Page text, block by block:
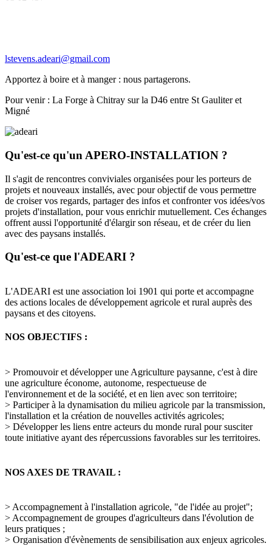
lstevens.adeari@gmail.com
Apportez à boire et à manger : nous partagerons.
Pour venir : La Forge à Chitray sur la D46 entre St Gauliter et
Migné
Qu'est-ce qu'un APERO-INSTALLATION ?
Il s'agit de rencontres conviviales organisées pour les porteurs de
projets et nouveaux installés, avec pour objectif de vous permettre
de croiser vos regards, partager des infos et confronter vos idées/vos
projets d'installation, pour vous enrichir mutuellement. Ces échanges
offrent aussi l'opportunité d'élargir son réseau, et de créer du lien
avec des paysans installés.
Qu'est-ce que l'ADEARI ?
L'ADEARI est une association loi 1901 qui porte et accompagne
des actions locales de développement agricole et rural auprès des
paysans et des citoyens.
NOS OBJECTIFS :
> Promouvoir et développer une Agriculture paysanne, c'est à dire
une agriculture économe, autonome, respectueuse de
l'environnement et de la société, et en lien avec son territoire;
> Participer à la dynamisation du milieu agricole par la transmission,
l'installation et la création de nouvelles activités agricoles;
> Développer les liens entre acteurs du monde rural pour susciter
toute initiative ayant des répercussions favorables sur les territoires.
NOS AXES DE TRAVAIL :
> Accompagnement à l'installation agricole, "de l'idée au projet";
> Accompagnement de groupes d'agriculteurs dans l'évolution de
leurs pratiques ;
> Organisation d'évènements de sensibilisation aux enjeux agricoles.